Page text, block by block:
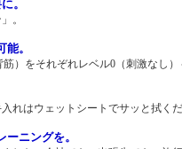
。
。
。
）をそれぞれレベル0（刺激なし
れはウェットシートでサッと拭く
ニングを。